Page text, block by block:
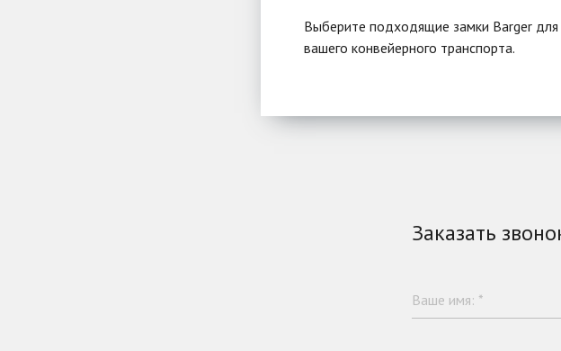
Выберите подходящие замки Barger
вашего конвейерного транспорта.
Заказать
Ваше имя: *